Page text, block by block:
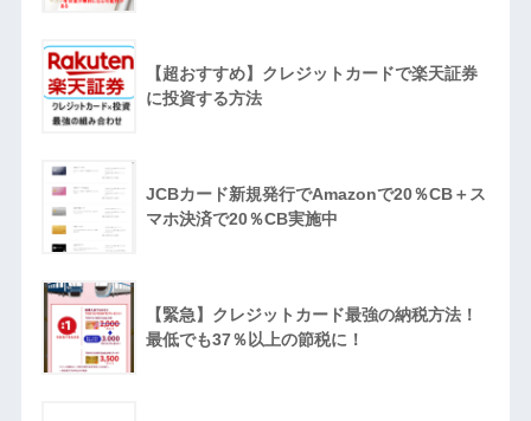
【超おすすめ】クレジットカードで楽天証券
に投資する方法
JCBカード新規発行でAmazonで20％CB＋ス
マホ決済で20％CB実施中
【緊急】クレジットカード最強の納税方法！
最低でも37％以上の節税に！